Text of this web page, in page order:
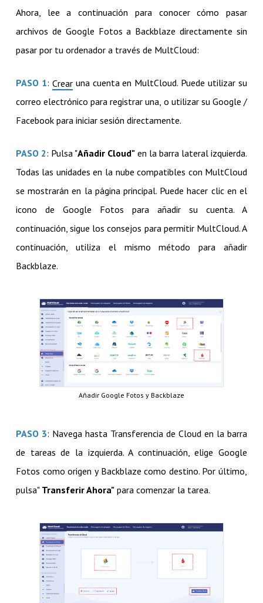
Ahora, lee a continuación para conocer cómo pasar
archivos de Google Fotos a Backblaze directamente sin
pasar por tu ordenador a través de MultCloud:
PASO 1: Crearuna cuenta en MultCloud. Puede utilizar su
correo electrónico para registrar una, o utilizar su Google /
Facebook para iniciar sesión directamente.
PASO 2: Pulsa "Añadir Cloud" en la barra lateral izquierda.
Todas las unidades en la nube compatibles con MultCloud
se mostrarán en la página principal. Puede hacer clic en el
icono de Google Fotos para añadir su cuenta. A
continuación, sigue los consejos para permitir MultCloud. A
continuación, utiliza el mismo método para añadir
Backblaze.
Añadir Google Fotos y Backblaze
PASO 3: Navega hasta Transferencia de Cloud en la barra
de tareas de la izquierda. A continuación, elige Google
Fotos como origen y Backblaze como destino. Por último,
pulsa" Transferir Ahora"para comenzar la tarea.